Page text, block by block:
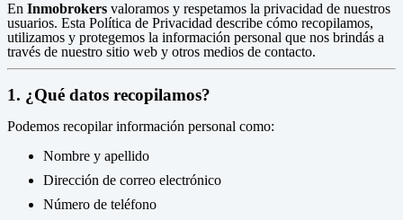
En Inmobrokers valoramos y respetamos la privacidad de nuestros
usuarios. Esta Política de Privacidad describe cómo recopilamos,
utilizamos y protegemos la información personal que nos brindás a
través de nuestro sitio web y otros medios de contacto.
1. ¿Qué datos recopilamos?
Podemos recopilar información personal como:
Nombre y apellido
Dirección de correo electrónico
Número de teléfono